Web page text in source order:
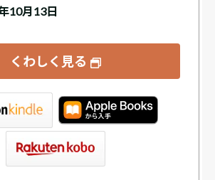
10月13日
くわしく見る